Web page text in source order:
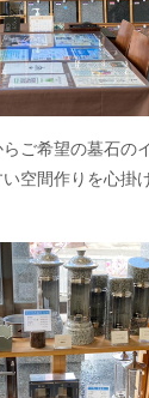
ご希望の墓石の
空間作りを心掛